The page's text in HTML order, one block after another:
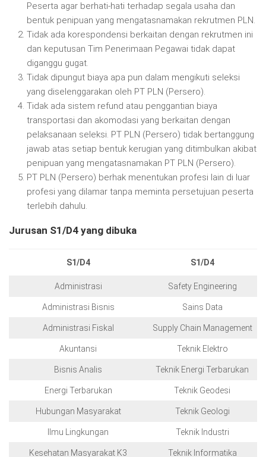
Peserta agar berhati-hati terhadap segala usaha dan
bentuk penipuan yang mengatasnamakan rekrutmen PLN.
Tidak ada korespondensi berkaitan dengan rekrutmen ini
dan keputusan Tim Penerimaan Pegawai tidak dapat
diganggu gugat.
Tidak dipungut biaya apa pun dalam mengikuti seleksi
yang diselenggarakan oleh PT PLN (Persero).
Tidak ada sistem refund atau penggantian biaya
transportasi dan akomodasi yang berkaitan dengan
pelaksanaan seleksi. PT PLN (Persero) tidak bertanggung
jawab atas setiap bentuk kerugian yang ditimbulkan akibat
penipuan yang mengatasnamakan PT PLN (Persero).
PT PLN (Persero) berhak menentukan profesi lain di luar
profesi yang dilamar tanpa meminta persetujuan peserta
terlebih dahulu.
Jurusan S1/D4 yang dibuka
S1/D4 S1/D4
Administrasi Safety Engineering
Administrasi Bisnis Sains Data
Administrasi Fiskal Supply Chain Management
Akuntansi Teknik Elektro
Bisnis Analis Teknik Energi Terbarukan
Energi Terbarukan Teknik Geodesi
Hubungan Masyarakat Teknik Geologi
Ilmu Lingkungan Teknik Industri
Kesehatan Masyarakat K3 Teknik Informatika